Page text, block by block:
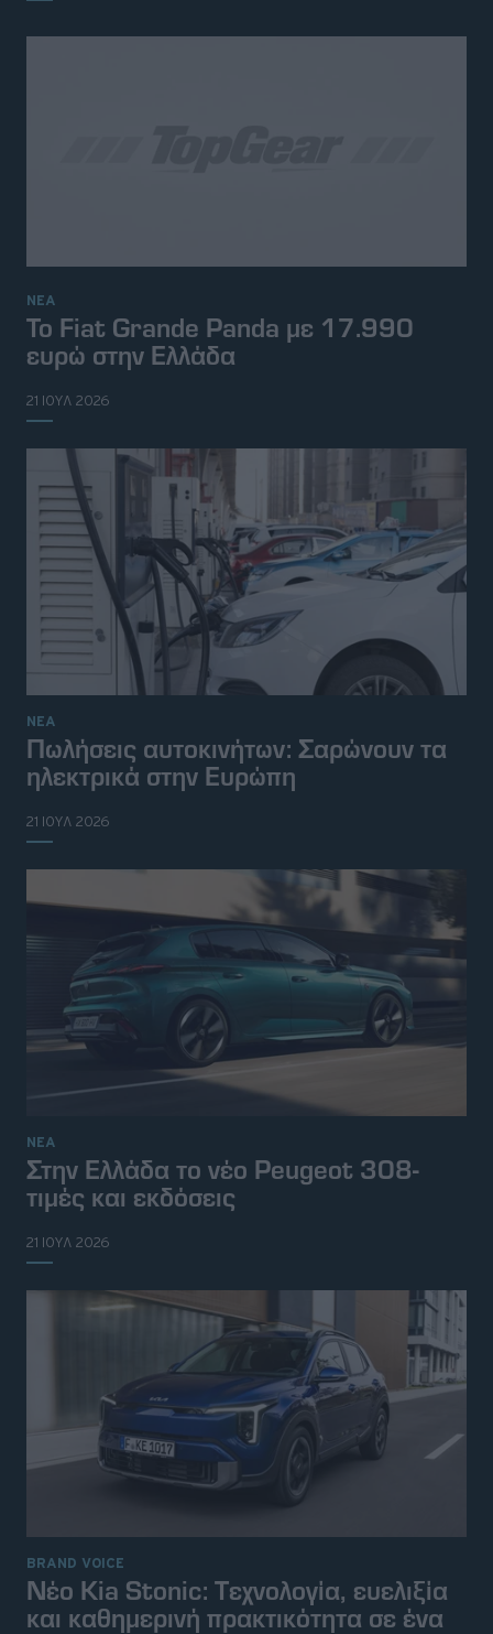
ΝΕΑ
Το Fiat Grande Panda με 17.990
ευρώ στην Ελλάδα
21 ΙΟΥΛ 2026
ΝΕΑ
Πωλήσεις αυτοκινήτων: Σαρώνουν τα
ηλεκτρικά στην Ευρώπη
21 ΙΟΥΛ 2026
ΝΕΑ
Στην Ελλάδα το νέο Peugeot 308-
τιμές και εκδόσεις
21 ΙΟΥΛ 2026
BRAND VOICE
Νέο Kia Stonic: Tεχνολογία, ευελιξία
και καθημερινή πρακτικότητα σε ένα
© 2026 Topgear
Attica Media Online Network
Σχετικά με εμάς
Διαφημιστείτε
Όροι Χρήσης - Πολιτική Απορρήτου